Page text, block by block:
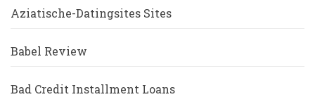
Aziatische-Datingsites Sites
Babel Review
Bad Credit Installment Loans